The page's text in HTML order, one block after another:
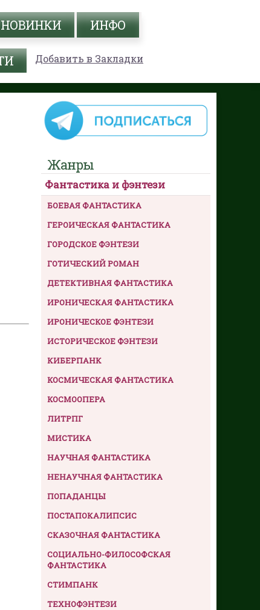
НОВИНКИ ИНФО
Добавить в Закладки
Жанры
Фантастика и фэнтези
БОЕВАЯ ФАНТАСТИКА
ГЕРОИЧЕСКАЯ ФАНТАСТИКА
ГОРОДСКОЕ ФЭНТЕЗИ
ГОТИЧЕСКИЙ РОМАН
ДЕТЕКТИВНАЯ ФАНТАСТИКА
ИРОНИЧЕСКАЯ ФАНТАСТИКА
ИРОНИЧЕСКОЕ ФЭНТЕЗИ
ИСТОРИЧЕСКОЕ ФЭНТЕЗИ
КИБЕРПАНК
КОСМИЧЕСКАЯ ФАНТАСТИКА
КОСМООПЕРА
ЛИТРПГ
МИСТИКА
НАУЧНАЯ ФАНТАСТИКА
НЕНАУЧНАЯ ФАНТАСТИКА
ПОПАДАНЦЫ
ПОСТАПОКАЛИПСИС
СКАЗОЧНАЯ ФАНТАСТИКА
СОЦИАЛЬНО-ФИЛОСОФСКАЯ
ФАНТАСТИКА
СТИМПАНК
ТЕХНОФЭНТЕЗИ